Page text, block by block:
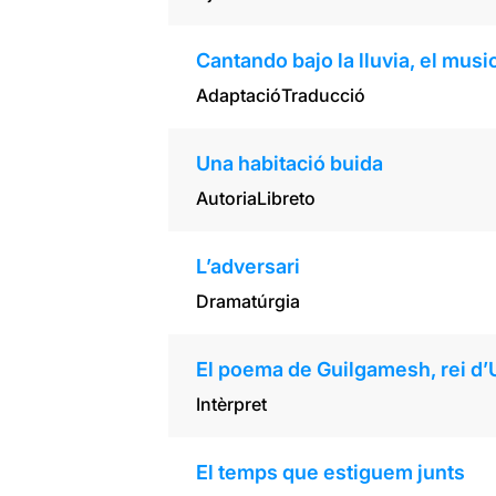
Cantando bajo la lluvia, el
AdaptacióTraducció
Una habitació buida
AutoriaLibreto
L’adversari
Dramatúrgia
El poema de Guilgamesh, rei
Intèrpret
El temps que estiguem junts